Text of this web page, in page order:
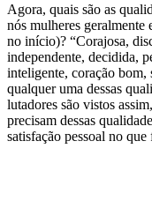
Agora, quais são as
nós mulheres geralmente
no início)? “Corajosa,
independente, decidida,
inteligente, coração bom,
qualquer uma dessas
lutadores são vistos
precisam dessas
satisfação pessoal no que